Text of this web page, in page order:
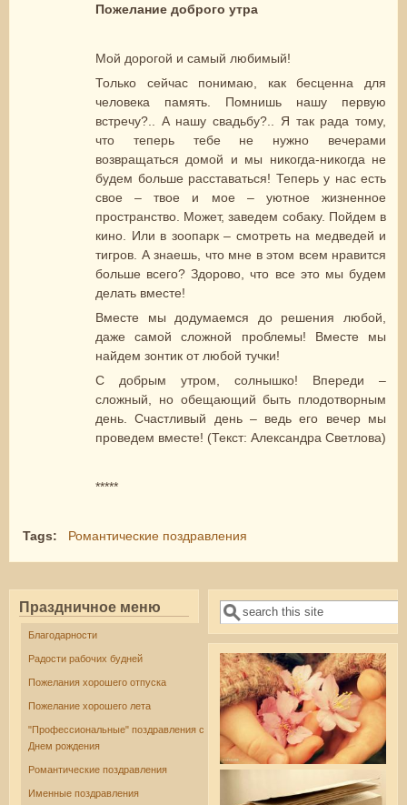
Пожелание доброго утра
Мой дорогой и самый любимый!
Только сейчас понимаю, как бесценна для
человека память. Помнишь нашу первую
встречу?.. А нашу свадьбу?.. Я так рада тому,
что теперь тебе не нужно вечерами
возвращаться домой и мы никогда-никогда не
будем больше расставаться! Теперь у нас есть
свое – твое и мое – уютное жизненное
пространство. Может, заведем собаку. Пойдем в
кино. Или в зоопарк – смотреть на медведей и
тигров. А знаешь, что мне в этом всем нравится
больше всего? Здорово, что все это мы будем
делать вместе!
Вместе мы додумаемся до решения любой,
даже самой сложной проблемы! Вместе мы
найдем зонтик от любой тучки!
С добрым утром, солнышко! Впереди –
сложный, но обещающий быть плодотворным
день. Счастливый день – ведь его вечер мы
проведем вместе! (Текст: Александра Светлова)
*****
Tags: Романтические поздравления
Праздничное меню
Благодарности
Радости рабочих будней
Пожелания хорошего отпуска
Пожелание хорошего лета
"Профессиональные" поздравления с
Днем рождения
Романтические поздравления
Именные поздравления
Форма поиска
Поиск